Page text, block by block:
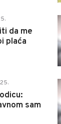
da me
plaća
sam